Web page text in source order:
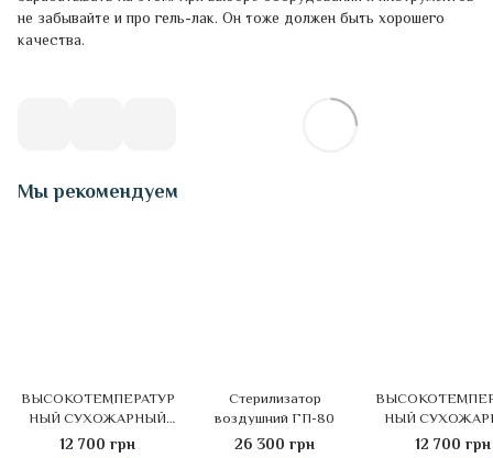
не забывайте и про гель-лак. Он тоже должен быть хорошего
качества.
Мы рекомендуем
ВЫСОКОТЕМПЕРАТУР
НЫЙ СУХОЖАРНЫЙ
ШКАФ ДЛЯ
12 700 грн
Стерилизатор
воздушний ГП-80
26 300 грн
НЫЙ
ШКАФ ДЛЯ
12 700 грн